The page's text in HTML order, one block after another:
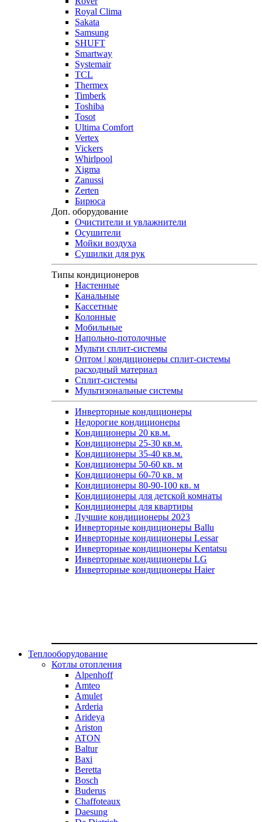
Royal Clima
Sakata
Samsung
SHUFT
Smartway
Systemair
TCL
Thermex
Timberk
Toshiba
Tosot
Ultima Comfort
Vertex
Vickers
Whirlpool
Xigma
Zanussi
Zerten
Бирюса
Доп. оборудование
Очистители и увлажнители
Осушители
Мойки воздуха
Сушилки для рук
Типы кондиционеров
Настенные
Канальные
Кассетные
Колонные
Мобильные
Напольно-потолочные
Мульти сплит-системы
Оптом | кондиционеры сплит-системы
расходный материал
Сплит-системы
Мультизональные системы
Инверторные кондиционеры
Недорогие кондиционеры
Кондиционеры 20 кв.м.
Кондиционеры 25-30 кв.м.
Кондиционеры 35-40 кв.м.
Кондиционеры 50-60 кв. м
Кондиционеры 60-70 кв. м
Кондиционеры 80-90-100 кв. м
Кондиционеры для детской комнаты
Кондиционеры для квартиры
Лучшие кондиционеры 2023
Инверторные кондиционеры Ballu
Инверторные кондиционеры Lessar
Инверторные кондиционеры Kentatsu
Инверторные кондиционеры LG
Инверторные кондиционеры Haier
Теплооборудование
Котлы отопления
Alpenhoff
Amteo
Amulet
Arderia
Arideya
Ariston
ATON
Baltur
Baxi
Beretta
Bosch
Buderus
Chaffoteaux
Daesung